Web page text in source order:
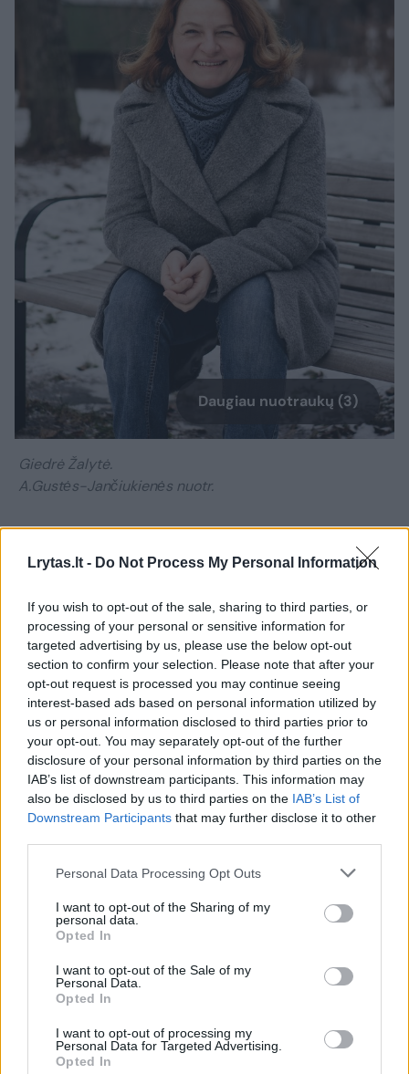
Lrytas.lt - Do Not Process My Personal Information
If you wish to opt-out of the sale, sharing to third parties, or
processing of your personal or sensitive information for
targeted advertising by us, please use the below opt-out
section to confirm your selection. Please note that after your
opt-out request is processed you may continue seeing
interest-based ads based on personal information utilized by
us or personal information disclosed to third parties prior to
your opt-out. You may separately opt-out of the further
disclosure of your personal information by third parties on the
IAB’s list of downstream participants. This information may
also be disclosed by us to third parties on the IAB’s List of
Downstream Participants that may further disclose it to other
Personal Data Processing Opt Outs
I want to opt-out of the Sharing of my
personal data.
Opted In
I want to opt-out of the Sale of my
Personal Data.
Opted In
I want to opt-out of processing my
Personal Data for Targeted Advertising.
Opted In
Daugiau nuotraukų (3)
Giedrė Žalytė.
A.Gustės-Jančiukienės nuotr.
– Gamta turi galią grąžinti žmogų į realybę
– esate sakiusi viename interviu. Tad
žvelgiant ir į jūsų knygą, kaip
apibūdintumėte, kur slypi gamtos galia?
Ar iš tikrųjų ji turi tokią galią žmogui? Man
įdomi knygos mintis, kad gamta padeda
lengviau priimti savo, o kartu gyvenimo
netobulumą.
– Gamta pati visada yra reali, joje nėra
apsimetinėjimo, galbūt todėl ir mus ji kviečia
būti tokius, kokie esame, pripažinti savo
gyvenimo situaciją, amžių, tarsi „atsistoti ant
žemės“. Žvelgdami į gamtą, matome jos
natūralius ciklus, kaip viskam ateina savas
laikas. Gamta taip pat švelniai primena ir
apie tai, kad laikas ne tik ateina, bet ir
arba ne. Tad gamta, mano galva, grąžina mus